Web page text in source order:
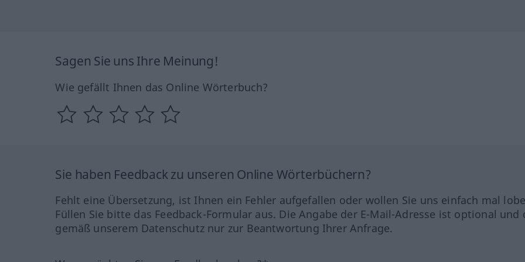
Sagen Sie uns Ihre Meinung!
Wie gefällt Ihnen das Online Wörterbuch?
Sie haben Feedback zu unseren Online Wörterbüchern?
Fehlt eine Übersetzung, ist Ihnen ein Fehler aufgefallen oder wollen Sie uns einfach mal
Füllen Sie bitte das Feedback-Formular aus. Die Angabe der E-Mail-Adresse ist optional und
gemäß unserem Datenschutz nur zur Beantwortung Ihrer Anfrage.